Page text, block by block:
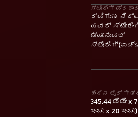
ಸ್ಟೀರಿಂಗ್ ಪ್ರಕಾರ
ದ್ವಿಗುಣ
ಪವರ್
ಮ್ಯಾನುವಲ್
ಹಿಂದಿನ ಟೈರ್
345.44 ಮಿಮೀ x
ಇಂಚು x 28 ಇಂಚು)